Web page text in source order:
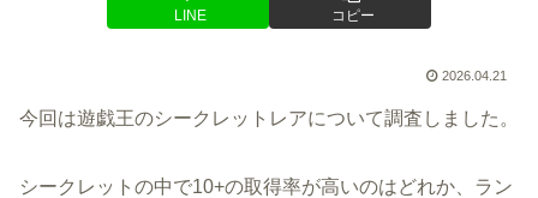
LINE コピー
2026.04.21
今回は遊戯王のシークレットレアについて調査しました。
シークレットの中で10+の取得率が高いのはどれか、ラン